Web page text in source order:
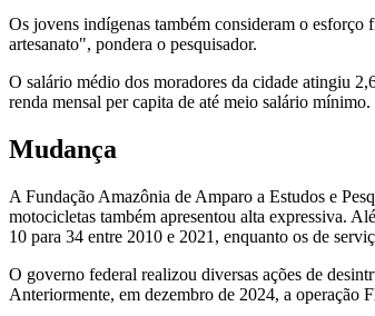
Os jovens indígenas também consideram o
artesanato", pondera o pesquisador.
O salário médio dos moradores da cidade atingiu
renda mensal per capita de até meio salário mínimo.
Mudança
A Fundação Amazônia de Amparo a Estudos e
motocicletas também apresentou alta expressiva.
10 para 34 entre 2010 e 2021, enquanto os de
O governo federal realizou diversas ações de
Anteriormente, em dezembro de 2024, a